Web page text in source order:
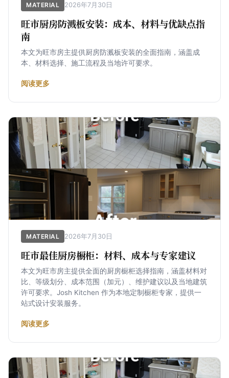
MATERIAL 2026年7月30日
旺市厨房防溅板安装：成本、材料与优缺点指
南
本文为旺市房主提供厨房防溅板安装的全面指南，涵盖成
本、材料选择、施工流程及当地许可要求。
阅读更多
MATERIAL 2026年7月30日
旺市最佳厨房橱柜：材料、成本与专家建议
本文为旺市房主提供全面的厨房橱柜选择指南，涵盖材料对
比、等级划分、成本范围（加元）、维护建议以及当地建筑
许可要求。Josh Kitchen 作为本地定制橱柜专家，提供一
站式设计安装服务。
阅读更多